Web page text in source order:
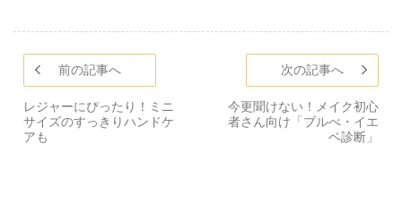
前の記事へ
レジャーにぴったり！ミニ
サイズのすっきりハンドケ
アも
次の記事へ
今更聞けない！メイク初心
者さん向け「ブルべ・イエ
ベ診断」